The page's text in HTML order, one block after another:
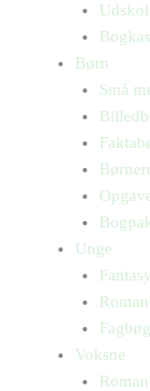
Børn
Små
Unge
Fantasy
Voksne